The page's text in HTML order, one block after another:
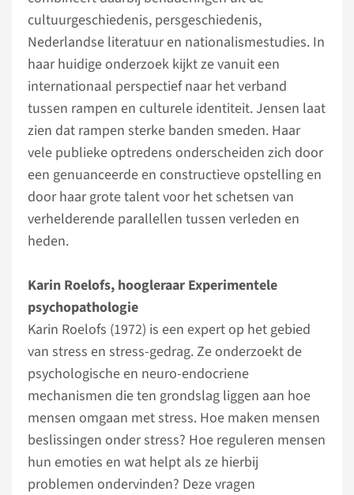
cultuurgeschiedenis, persgeschiedenis,
Nederlandse literatuur en nationalismestudies. In
haar huidige onderzoek kijkt ze vanuit een
internationaal perspectief naar het verband
tussen rampen en culturele identiteit. Jensen laat
zien dat rampen sterke banden smeden. Haar
vele publieke optredens onderscheiden zich door
een genuanceerde en constructieve opstelling en
door haar grote talent voor het schetsen van
verhelderende parallellen tussen verleden en
heden.
Karin Roelofs, hoogleraar Experimentele
psychopathologie
Karin Roelofs (1972) is een expert op het gebied
van stress en stress-gedrag. Ze onderzoekt de
psychologische en neuro-endocriene
mechanismen die ten grondslag liggen aan hoe
mensen omgaan met stress. Hoe maken mensen
beslissingen onder stress? Hoe reguleren mensen
hun emoties en wat helpt als ze hierbij
problemen ondervinden? Deze vragen